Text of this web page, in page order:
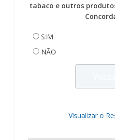
tabaco e outros
SIM
NÃO
Visualizar o